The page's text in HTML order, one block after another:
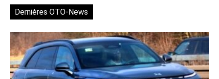
Dernières OTO-News